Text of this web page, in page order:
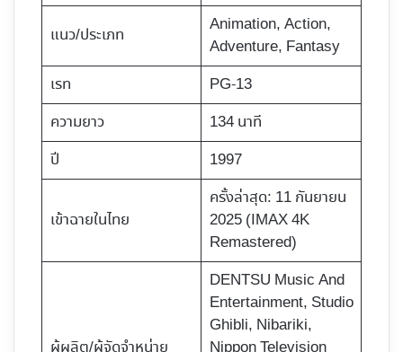
แนว/ประเภท
Animation, Action,
Adventure, Fantasy
เรท
PG-13
ความยาว
134 นาที
ปี
1997
เข้าฉายในไทย
ครั้งล่าสุด: 11 กันยายน
2025 (IMAX 4K
Remastered)
DENTSU Music And
Entertainment, Studio
Ghibli, Nibariki,